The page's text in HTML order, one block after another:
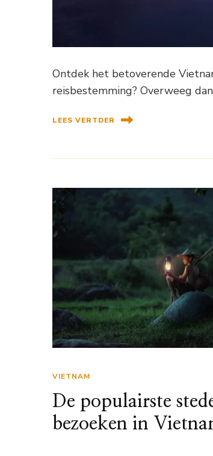
Ontdek het betoverende
reisbestemming? Overweeg
LEES VERTDER
VIETNAM
De populairste
bezoeken in